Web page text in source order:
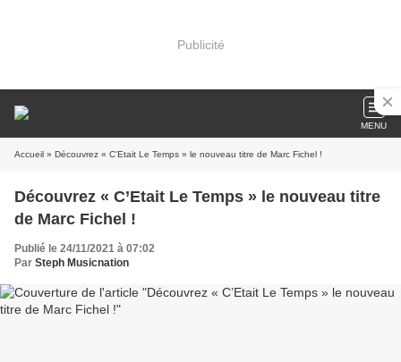
Publicité
MENU
Accueil » Découvrez « C’Etait Le Temps » le nouveau titre de Marc Fichel !
Découvrez « C’Etait Le Temps » le nouveau titre
de Marc Fichel !
Publié le 24/11/2021 à 07:02
Par Steph Musicnation